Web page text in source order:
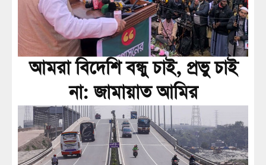
আমরা বিদেশি বন্ধু চাই, প্রভু চাই
না: জামায়াত আমির